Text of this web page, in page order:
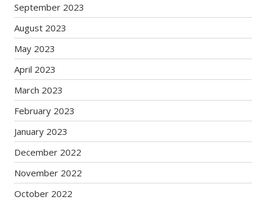
September 2023
August 2023
May 2023
April 2023
March 2023
February 2023
January 2023
December 2022
November 2022
October 2022